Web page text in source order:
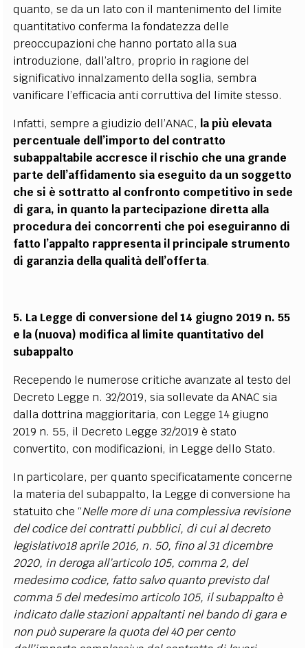
quanto, se da un lato con il mantenimento del limite
quantitativo conferma la fondatezza delle
preoccupazioni che hanno portato alla sua
introduzione, dall’altro, proprio in ragione del
significativo innalzamento della soglia, sembra
vanificare l’efficacia anti corruttiva del limite stesso.
Infatti, sempre a giudizio dell’ANAC, la più elevata
percentuale dell’importo del contratto
subappaltabile accresce il rischio che una grande
parte dell’affidamento sia eseguito da un soggetto
che si è sottratto al confronto competitivo in sede
di gara, in quanto la partecipazione diretta alla
procedura dei concorrenti che poi eseguiranno di
fatto l’appalto rappresenta il principale strumento
di garanzia della qualità dell’offerta.
5. La Legge di conversione del 14 giugno 2019 n. 55
e la (nuova) modifica al limite quantitativo del
subappalto
Recependo le numerose critiche avanzate al testo del
Decreto Legge n. 32/2019, sia sollevate da ANAC sia
dalla dottrina maggioritaria, con Legge 14 giugno
2019 n. 55, il Decreto Legge 32/2019 è stato
convertito, con modificazioni, in Legge dello Stato.
In particolare, per quanto specificatamente concerne
la materia del subappalto, la Legge di conversione ha
statuito che “Nelle more di una complessiva revisione
del codice dei contratti pubblici, di cui al decreto
legislativo18 aprile 2016, n. 50, fino al 31 dicembre
2020, in deroga all’articolo 105, comma 2, del
medesimo codice, fatto salvo quanto previsto dal
comma 5 del medesimo articolo 105, il subappalto è
indicato dalle stazioni appaltanti nel bando di gara e
non può superare la quota del 40 per cento